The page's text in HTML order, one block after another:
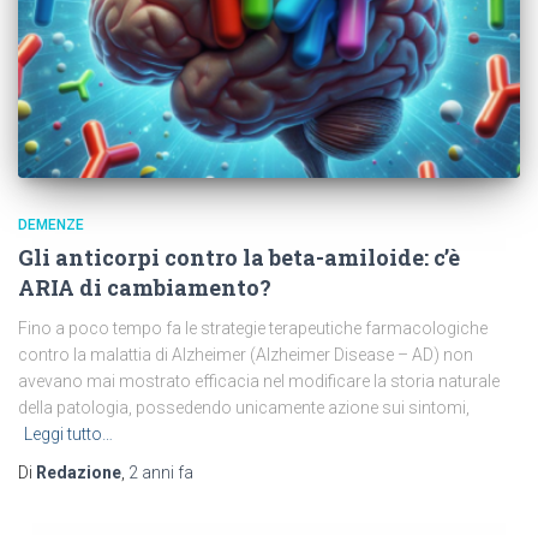
DEMENZE
Gli anticorpi contro la beta-amiloide: c’è
ARIA di cambiamento?
Fino a poco tempo fa le strategie terapeutiche farmacologiche
contro la malattia di Alzheimer (Alzheimer Disease – AD) non
avevano mai mostrato efficacia nel modificare la storia naturale
della patologia, possedendo unicamente azione sui sintomi,
Leggi tutto…
Di Redazione, 2 anni fa